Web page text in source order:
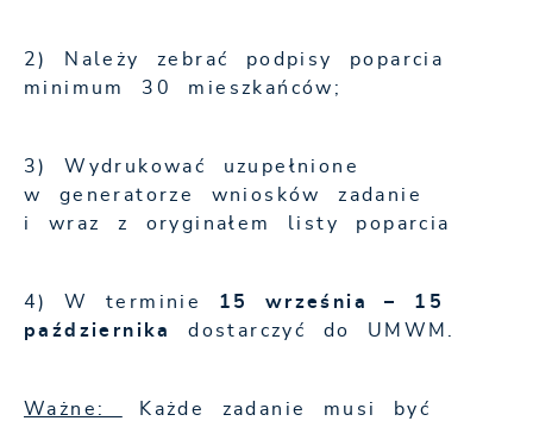
2) Należy zebrać podpisy poparcia
minimum 30 mieszkańców;
3) Wydrukować uzupełnione
w generatorze wniosków zadanie
i wraz z oryginałem listy poparcia
4) W terminie 15 września – 15
października
dostarczyć do UMWM.
Ważne:
Każde zadanie musi być